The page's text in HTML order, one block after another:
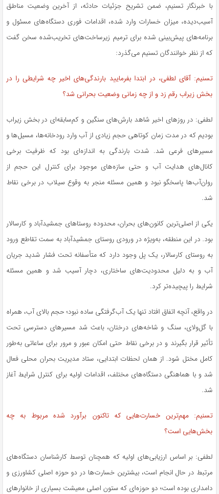
با خبرنگار تسنیم، ضمن تشریح جزئیات حادثه، از آخرین وضعیت مناطق
آسیب‌دیده، میزان خسارات وارد شده، اقدامات فوری دستگاه‌های مسئول و
برنامه‌های پیش‌بینی شده برای ترمیم زیرساخت‌های تخریب‌شده سخن گفت
که از نظر خوانندگان تسنیم می‌گذرد:
تسنیم: آقای لطفی، در ابتدا بفرمایید بارندگی‌های اخیر چه شرایطی را در
بخش زیراب رقم زد و از چه زمانی وضعیت بحرانی شد؟
لطفی: در روزهای اخیر شاهد بارش‌های سنگین و کم‌سابقه‌ای در بخش زیراب
بودیم که در مدت زمان کوتاهی حجم زیادی از آب وارد رودخانه‌ها، مسیل‌ها و
مسیرهای فرعی شد. شدت بارندگی به اندازه‌ای بود که ظرفیت برخی
کانال‌های هدایت آب و حتی سازه‌های موجود برای کنترل این حجم از
روان‌آب‌ها پاسخگو نبود و همین مسئله منجر به وقوع سیلاب در برخی نقاط
شد.
یکی از اصلی‌ترین کانون‌های بحران، محدوده روستاهای جمشیدآباد و کارسالار
بود. در این منطقه، به‌ویژه در ورودی روستای جمشیدآباد به سمت تقاطع ورود
به روستای کارسالار، یک پل وجود دارد که متأسفانه تحت فشار شدید جریان
آب و به دلیل محدودیت‌های ساختاری، دچار آسیب شد و همین مسئله
شرایط را پیچیده‌تر کرد.
در واقع، آنچه اتفاق افتاد تنها یک آب‌گرفتگی ساده نبود؛ حجم بالای آب، همراه
با گل‌ولای، سنگ و شاخه‌های درختان، باعث شد مسیرهای دسترسی تحت
تأثیر قرار بگیرند و در برخی نقاط حتی امکان عبور و مرور برای ساعاتی به‌طور
کامل مختل شود. از همان لحظات ابتدایی، ستاد مدیریت بحران محلی فعال
شد و با هماهنگی دستگاه‌های مختلف، اقدامات اولیه برای کنترل شرایط آغاز
شد.
تسنیم: مهم‌ترین خسارت‌هایی که تاکنون برآورد شده مربوط به چه
بخش‌هایی است؟
لطفی: بر اساس ارزیابی‌های اولیه که همچنان توسط کارشناسان دستگاه‌های
مرتبط در حال انجام است، بیشترین خسارت‌ها در دو حوزه اصلی کشاورزی و
دامداری بوده است؛ دو حوزه‌ای که ستون اصلی معیشت بسیاری از خانوارهای